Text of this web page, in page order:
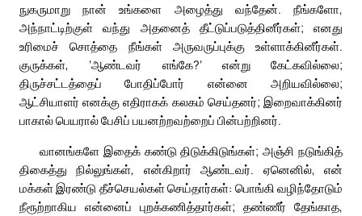
நுகருமாறு நான் உங்களை அழைத்து வந்தேன். நீங்களோ,
அந்நாட்டிற்குள் வந்து அதனைத் தீட்டுப்படுத்தினீர்கள்; எனது
உரிமைச் சொத்தை நீங்கள் அருவருப்புக்கு உள்ளாக்கினீர்கள்.
குருக்கள், ‘ஆண்டவர் எங்கே?’ என்று கேட்கவில்லை;
திருச்சட்டத்தைப் போதிப்போர் என்னை அறியவில்லை;
ஆட்சியாளர் எனக்கு எதிராகக் கலகம் செய்தனர்; இறைவாக்கினர்
பாகால் பெயரால் பேசிப் பயனற்றவற்றைப் பின்பற்றினர்.
வானங்களே இதைக் கண்டு திடுக்கிடுங்கள்; அஞ்சி நடுங்கித்
திகைத்து நில்லுங்கள், என்கிறார் ஆண்டவர். ஏனெனில், என்
மக்கள் இரண்டு தீச்செயல்கள் செய்தார்கள்: பொங்கி வழிந்தோடும்
நீரூற்றாகிய என்னைப் புறக்கணித்தார்கள்; தண்ணீர் தேங்காத,